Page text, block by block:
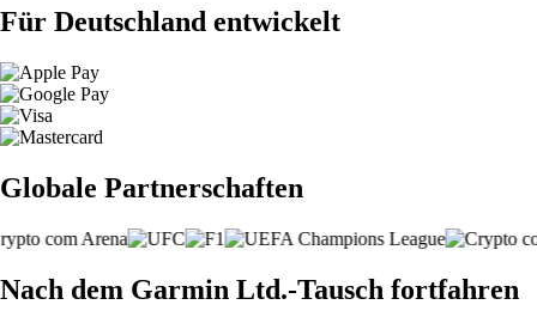
Für Deutschland entwickelt
Globale Partnerschaften
Nach dem Garmin Ltd.-Tausch fortfahren